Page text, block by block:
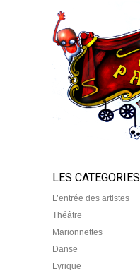
LES CATEGORIES
L’entrée des artistes
Théâtre
Marionnettes
Danse
Lyrique